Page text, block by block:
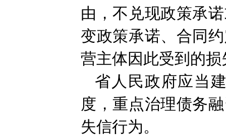
由，不兑现政策承
变政策承诺、合同
营主体因此受到的
省人民政府应当
度，重点治理债务
失信行为。